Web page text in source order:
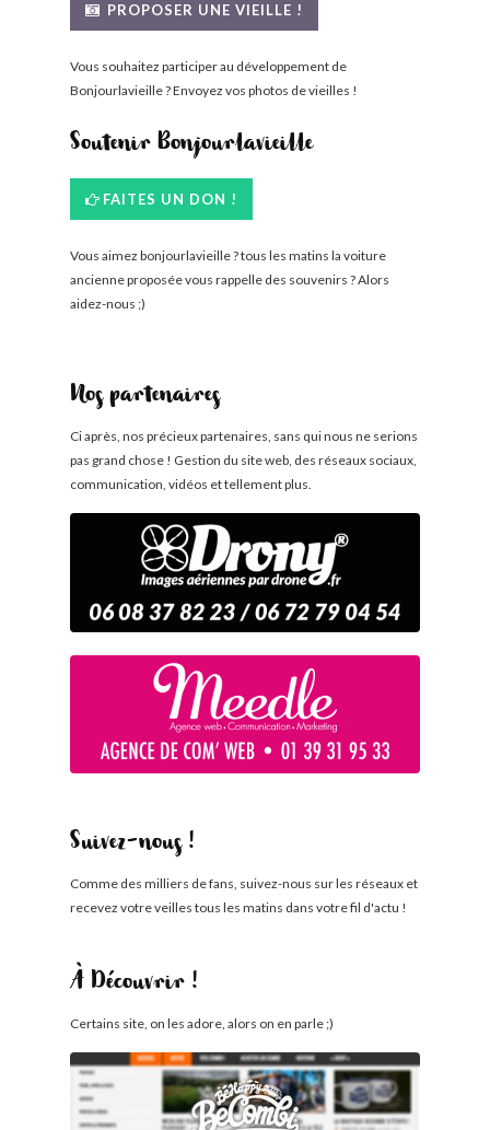
PROPOSER UNE VIEILLE !
Vous souhaitez participer au développement de
Bonjourlavieille ? Envoyez vos photos de vieilles !
Soutenir Bonjourlavieille
FAITES UN DON !
Vous aimez bonjourlavieille ? tous les matins la voiture
ancienne proposée vous rappelle des souvenirs ? Alors
aidez-nous ;)
Nos partenaires
Ci après, nos précieux partenaires, sans qui nous ne serions
pas grand chose ! Gestion du site web, des réseaux sociaux,
communication, vidéos et tellement plus.
Suivez-nous !
Comme des milliers de fans, suivez-nous sur les réseaux et
recevez votre veilles tous les matins dans votre fil d'actu !
À Découvrir !
Certains site, on les adore, alors on en parle ;)